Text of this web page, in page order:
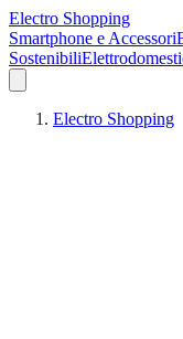
Electro Shopping
Smartphone e Accessori
Sostenibili
Electro Shopping